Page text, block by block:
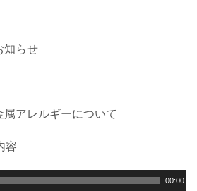
知らせ
属アレルギーについて
容
00:00